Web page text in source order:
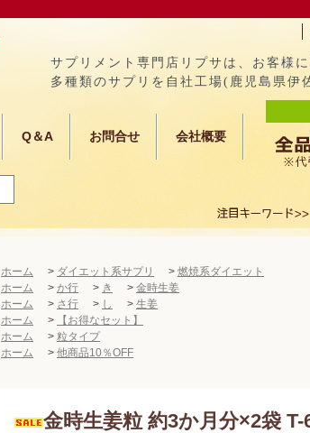
サプリメント専門店リプサは、お客様
多種類のサプリを自社工場(鹿児島県伊
Q＆A お問合せ 会社概要
ホーム > ダイエット系サプリ > 燃焼系ダイエット
ホーム
> か行 > き > 金時生姜
ホーム
> さ行 > し > 生姜
ホーム
>
【お得なセット】
ホーム
> 粒タイプ
ホーム
> 他商品10％OFF
金時生姜粒 約3か月分×2袋